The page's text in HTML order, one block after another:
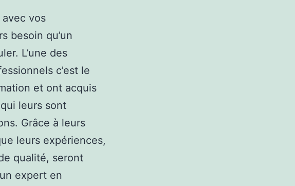
vos
besoin qu’un
L’une des
c’est le
et ont acquis
leurs sont
Grâce à leurs
leurs expériences,
qualité, seront
expert en